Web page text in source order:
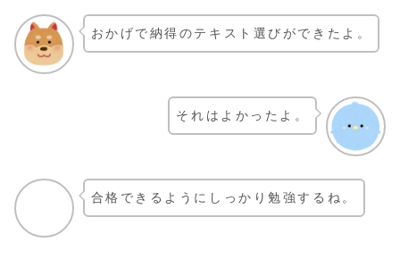
おかげで納得のテキスト選びができたよ。
それはよかったよ。
合格できるようにしっかり勉強するね。